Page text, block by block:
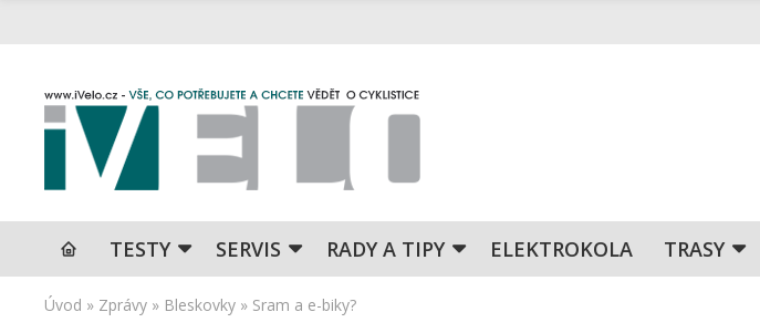
TESTY SERVIS RADY A TIPY ELEKTROKOLA TRASY
Úvod » Zprávy » Bleskovky » Sram a e-biky?